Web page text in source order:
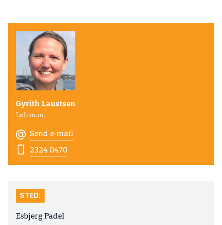
Gyrith Laustsen
Løb m.m.
Send e-mail
2324 0470
STED:
Esbjerg Padel